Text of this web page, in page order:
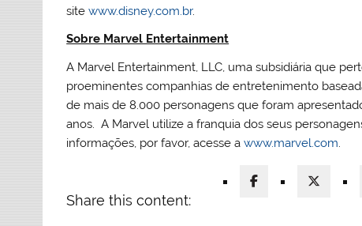
sitewww.disney.com.br.
Sobre Marvel Entertainment
A Marvel Entertainment, LLC, uma subsidiária que
proeminentes companhias de entretenimento
de mais de 8.000 personagens que foram
anos. A Marvel utilize a franquia dos seus
informações, por favor, acesse awww.marvel.com.
Share this content: